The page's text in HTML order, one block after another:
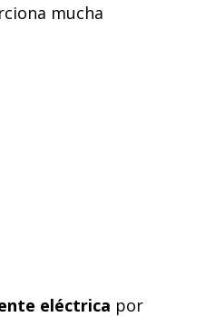
mucha
eléctrica por